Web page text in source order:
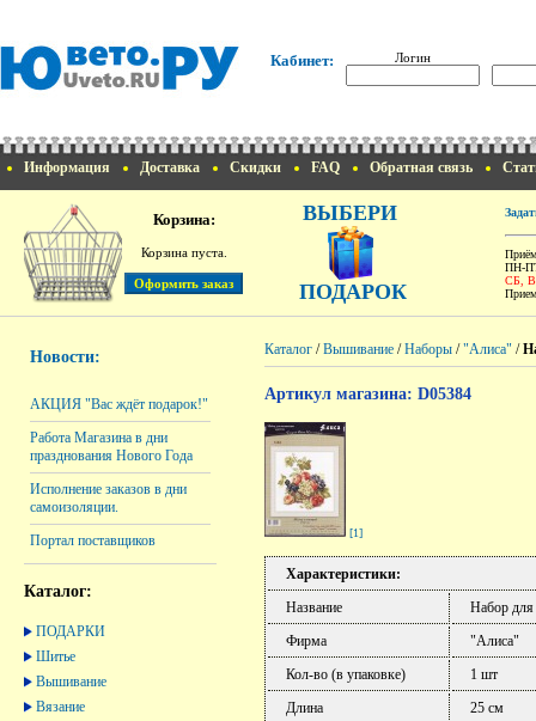
Кабинет: Логин
Информация Доставка Скидки FAQ Обратная связь
Корзина:
Корзина пуста.
ВЫБЕРИ
ПОДАРОК
ПН-
СБ,
Новости:
АКЦИЯ "Вас ждёт подарок!"
Работа Магазина в дни
празднования Нового Года
Исполнение заказов в дни
самоизоляции.
Портал поставщиков
Каталог:
ПОДАРКИ
Шитье
Вышивание
Вязание
Каталог /Вышивание /Наборы /"Алиса" /
Артикул магазина: D05384
[1]
Характеристики:
Название
Набор
Фирма
"Алиса"
Кол-во (в упаковке)
1 шт
Длина
25 см